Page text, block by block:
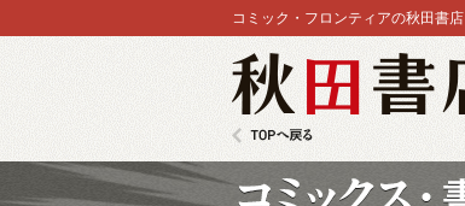
コミック・フロンティアの秋田書店